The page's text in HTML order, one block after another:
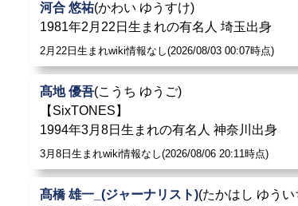
河合 悠祐(かわい ゆうすけ)
1981年2月22日生まれの有名人 埼玉出身
2月22日生まれwiki情報なし(2026/08/03 00:07時点)
髙地 優吾(こうち ゆうご)
【SixTONES】
1994年3月8日生まれの有名人 神奈川出身
3月8日生まれwiki情報なし(2026/08/06 20:11時点)
髙橋 雄一_(ジャーナリスト)(たかはし ゆうい